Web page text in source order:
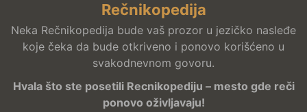
Rečnikopedija
Neka Rečnikopedija bude vaš prozor u jezičko nasleđe
koje čeka da bude otkriveno i ponovo korišćeno u
svakodnevnom govoru.
Hvala što ste posetili Recnikopediju – mesto gde reči
ponovo oživljavaju!